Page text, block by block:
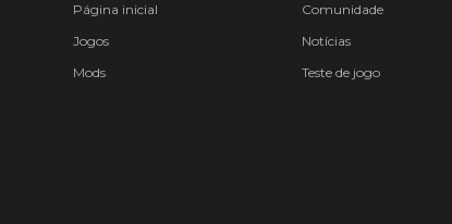
Página inicial
Jogos
Mods
Comunidade
Notícias
Teste de jogo